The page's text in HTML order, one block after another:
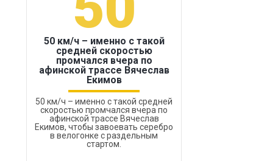
50 км/ч – именно с такой
средней скоростью
промчался вчера по
афинской трассе Вячеслав
Екимов
50 км/ч – именно с такой средней
скоростью промчался вчера по
афинской трассе Вячеслав
Екимов, чтобы завоевать серебро
в велогонке с раздельным
стартом.